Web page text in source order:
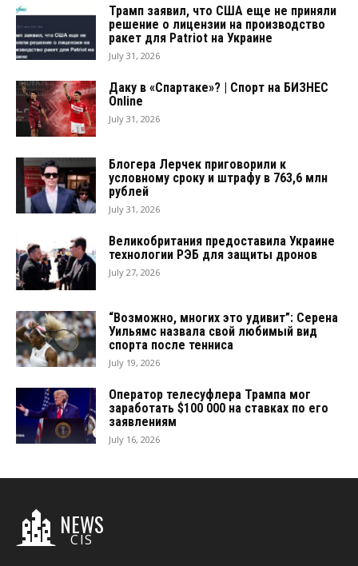
Трамп заявил, что США еще не приняли
решение о лицензии на производство
ракет для Patriot на Украине
July 31, 2026
Даку в «Спартаке»? | Спорт на БИЗНЕС
Online
July 31, 2026
Блогера Лерчек приговорили к
условному сроку и штрафу в 763,6 млн
рублей
July 31, 2026
Великобритания предоставила Украине
технологии РЭБ для защиты дронов
July 27, 2026
“Возможно, многих это удивит”: Серена
Уильямс назвала свой любимый вид
спорта после тенниса
July 19, 2026
Оператор телесуфлера Трампа мог
заработать $100 000 на ставках по его
заявлениям
July 16, 2026
NEWS
CIS